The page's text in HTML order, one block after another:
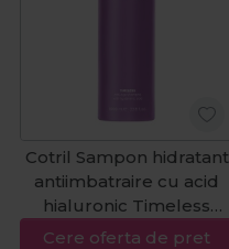
Cotril Sampon hidratant
antiimbatraire cu acid
hialuronic Timeless
1000ml
Cere oferta de pret